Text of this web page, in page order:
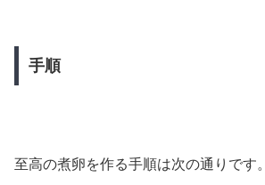
手順
至高の煮卵を作る手順は次の通りです。